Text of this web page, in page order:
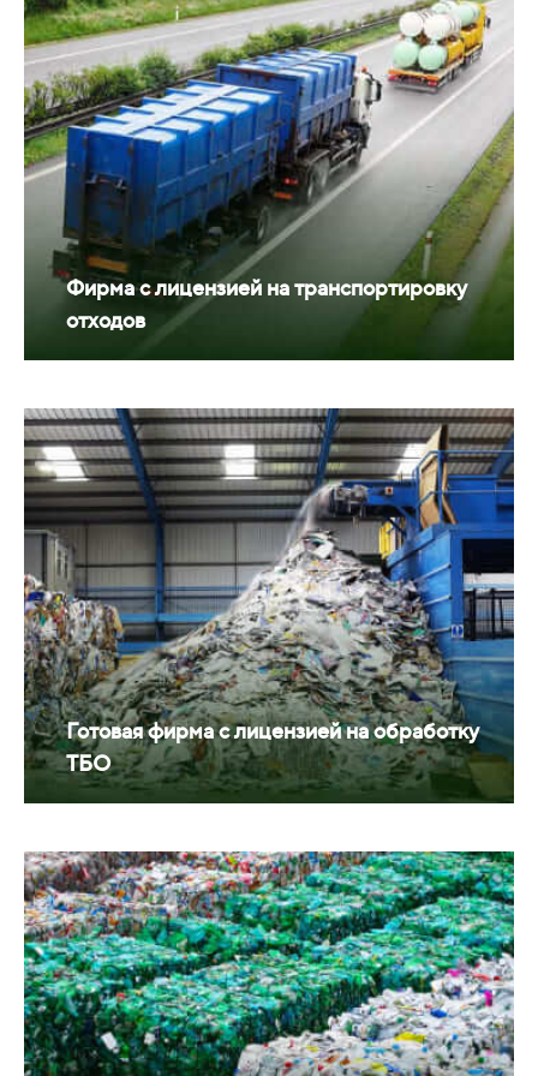
Фирма с лицензией на транспортировку
отходов
Готовая фирма с лицензией на обработку
ТБО